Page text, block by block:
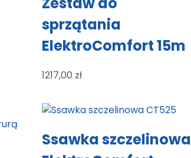
sprzątania
ElektroComfort 15m
1217,00 zł
Ssawka szczelinowa